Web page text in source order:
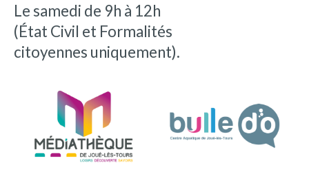
Le samedi de 9h à 12h
(État Civil et Formalités
citoyennes uniquement).